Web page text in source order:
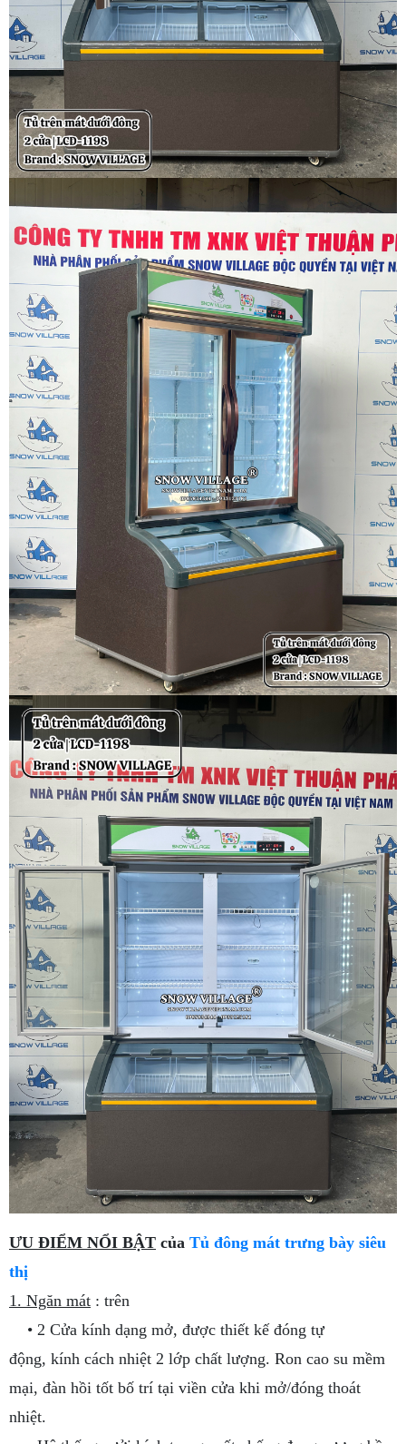
ƯU ĐIỂM NỔI BẬT của Tủ đông mát trưng bày siêu
thị
1. Ngăn mát : trên
• 2 Cửa kính dạng mở, được thiết kế đóng tự
động, kính cách nhiệt 2 lớp chất lượng. Ron cao su mềm
mại, đàn hồi tốt bố trí tại viền cửa khi mở/đóng thoát
nhiệt.